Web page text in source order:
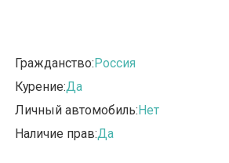
Гражданство:Россия
Курение:Да
Личный автомобиль:Нет
Наличие прав:Да